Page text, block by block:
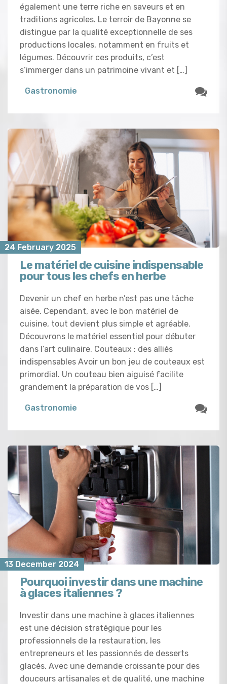
également une terre riche en saveurs et en
traditions agricoles. Le terroir de Bayonne se
distingue par la qualité exceptionnelle de ses
productions locales, notamment en fruits et
légumes. Découvrir ces produits, c’est
s’immerger dans un patrimoine vivant et […]
Gastronomie
24 February 2025
Le matériel de cuisine indispensable
pour tous les chefs en herbe
Devenir un chef en herbe n’est pas une tâche
aisée. Cependant, avec le bon matériel de
cuisine, tout devient plus simple et agréable.
Découvrons le matériel essentiel pour débuter
dans l’art culinaire. Couteaux : des alliés
indispensables Avoir un bon jeu de couteaux est
primordial. Un couteau bien aiguisé facilite
grandement la préparation de vos […]
Gastronomie
13 December 2024
Pourquoi investir dans une machine
à glaces italiennes ?
Investir dans une machine à glaces italiennes
est une décision stratégique pour les
professionnels de la restauration, les
entrepreneurs et les passionnés de desserts
glacés. Avec une demande croissante pour des
douceurs artisanales et de qualité, une machine